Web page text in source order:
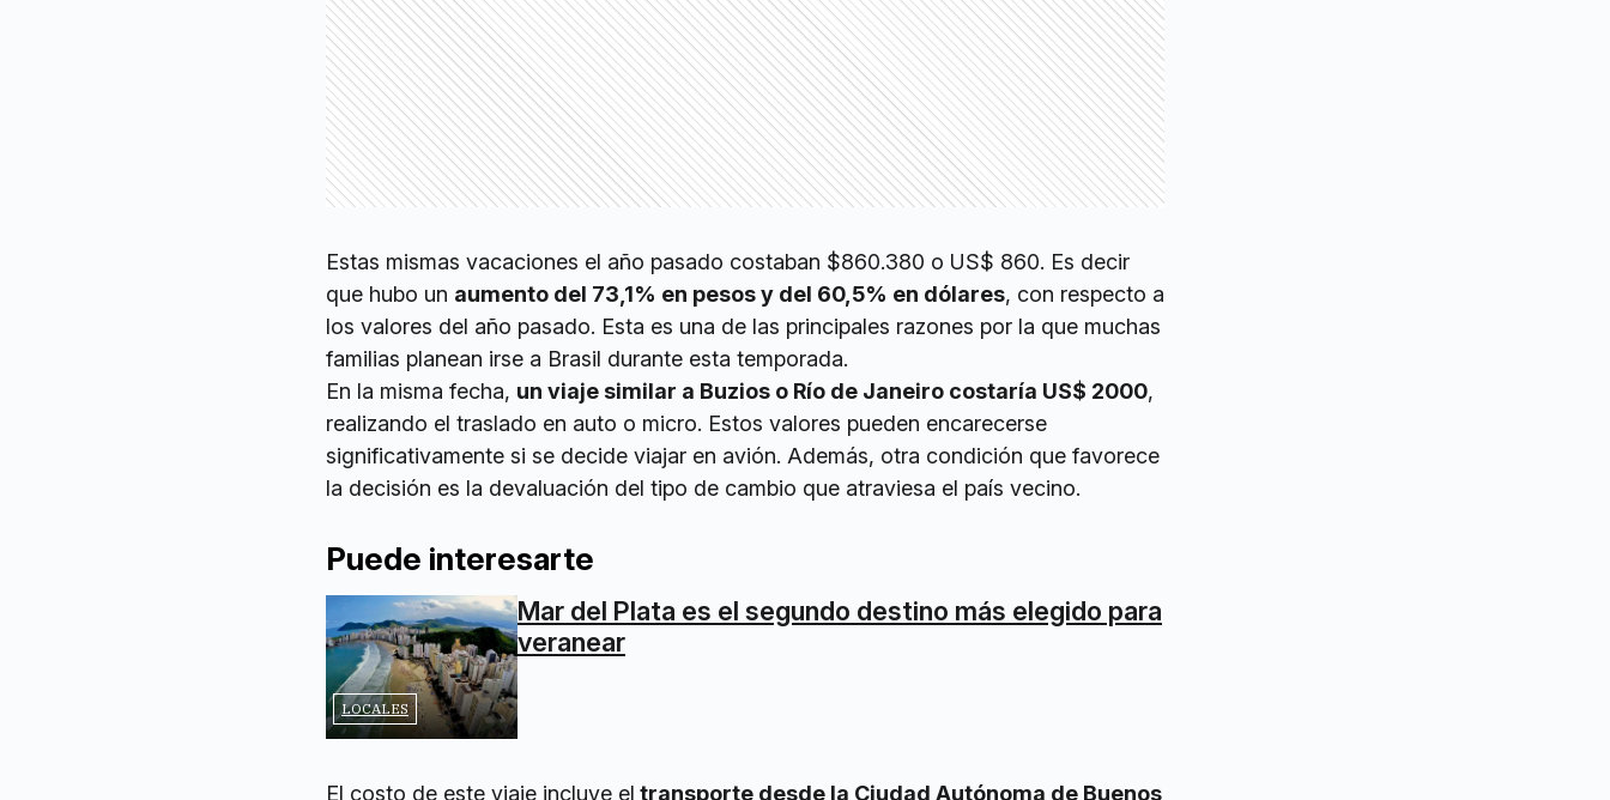
Estas mismas vacaciones el año pasado costaban $860.380 o US$ 860. Es decir
que hubo un aumento del 73,1% en pesos y del 60,5% en dólares, con respecto a
los valores del año pasado. Esta es una de las principales razones por la que muchas
familias planean irse a Brasil durante esta temporada.
En la misma fecha, un viaje similar a Buzios o Río de Janeiro costaría US$ 2000,
realizando el traslado en auto o micro. Estos valores pueden encarecerse
significativamente si se decide viajar en avión. Además, otra condición que favorece
la decisión es la devaluación del tipo de cambio que atraviesa el país vecino.
Puede interesarte
LOCALES
Mar del Plata es el segundo destino más elegido para
veranear
El costo de este viaje incluye el transporte desde la Ciudad Autónoma de Buenos